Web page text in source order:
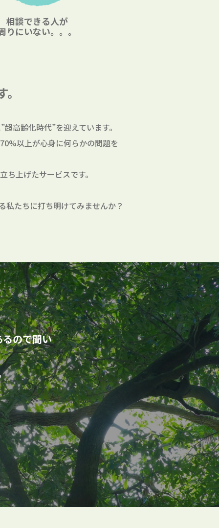
相談できる人が
りにいない。。。
高齢化時代”を迎えています。
以上が心身に何らかの問題を
上げたサービスです。
私たちに打ち明けてみませんか？
ので聞い